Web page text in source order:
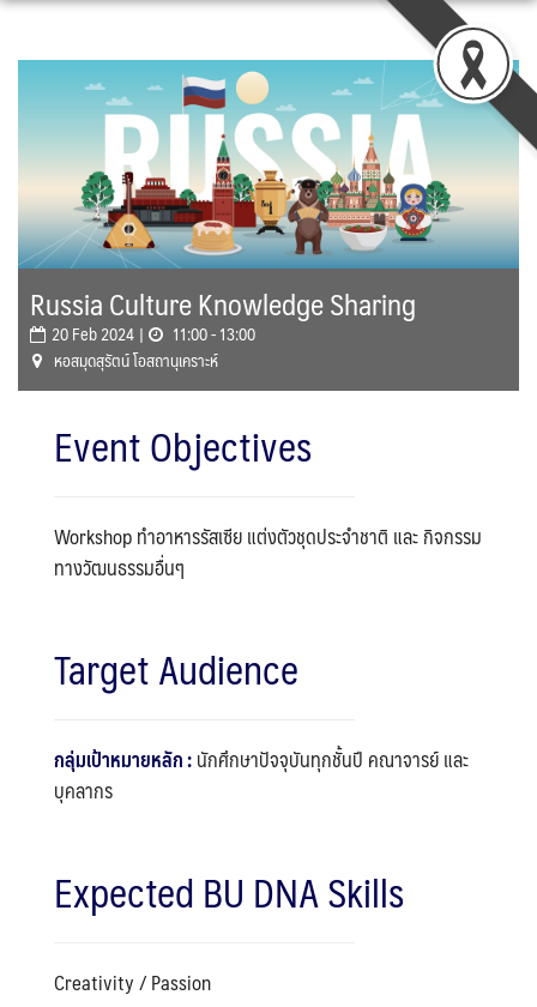
Skip
Russia Culture Knowledge Sharing
20 Feb 2024 |
11:00 - 13:00
หอสมุดสุรัตน์ โอสถานุเคราะห์
Event Objectives
Workshop ทำอาหารรัสเซีย แต่งตัวชุดประจำชาติ และ กิจกรรม
ทางวัฒนธรรมอื่นๆ
Target Audience
กลุ่มเป้าหมายหลัก :นักศึกษาปัจจุบันทุกชั้นปี คณาจารย์ และ
บุคลากร
Expected BU DNA Skills
Creativity / Passion